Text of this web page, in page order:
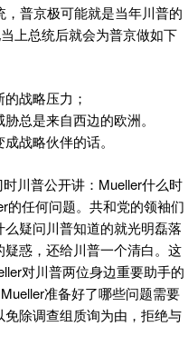
普京极可能就是当年川普的
上总统后就会为普京做如下
战略压力；
总是来自西边的欧洲。
战略伙伴的话。
川普公开讲：Mueller什么时
的任何问题。共和党的领袖们
疑问川普知道的就光明磊落
惑，还给川普一个清白。这
对川普两位身边重要助手的
准备好了哪些问题需要
除调查组质询为由，拒绝与